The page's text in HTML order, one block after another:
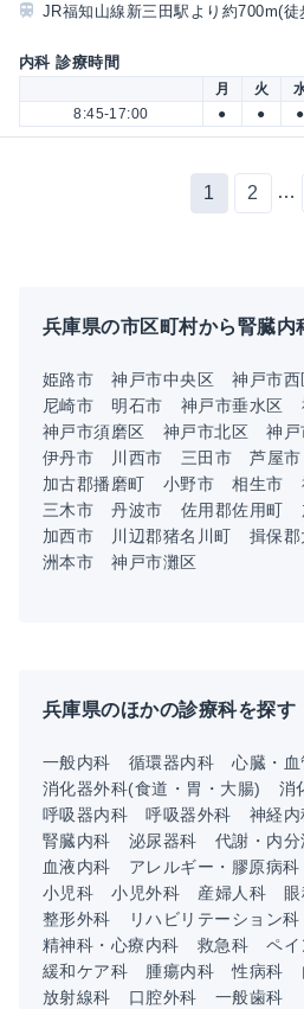
JR福知山線新三田駅より約700m(徒
内科 診療時間
月 火
8:45-17:00
● ● ●
1 2 …
兵庫県の市区町村から腎臓内
姫路市 神戸市中央区 神戸市西
尼崎市
明石市 神戸市垂水区
神戸市須磨区
神戸市北区 神
伊丹市
川西市 三田市 芦屋市
加古郡播磨町
小野市 相生市
三木市
丹波市 佐用郡佐用町
加西市
川辺郡猪名川町 揖保
洲本市
神戸市灘区
兵庫県のほかの診療科を探す
一般内科 循環器内科 心臓・
消化器外科(食道・胃・大腸)
消
呼吸器内科
呼吸器外科 神経内
腎臓内科
泌尿器科 代謝・内
血液内科
アレルギー・膠原病科
小児科
小児外科 産婦人科
整形外科
リハビリテーション科
精神科・心療内科
救急科
ペイ
緩和ケア科
腫瘍内科 性病科
放射線科
口腔外科 一般歯科